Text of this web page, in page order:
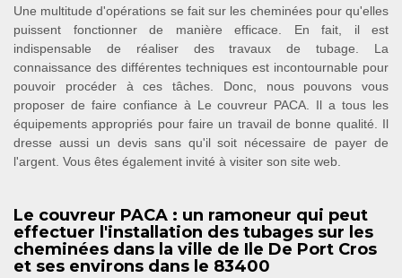
Une multitude d'opérations se fait sur les cheminées pour qu'elles
puissent fonctionner de manière efficace. En fait, il est
indispensable de réaliser des travaux de tubage. La
connaissance des différentes techniques est incontournable pour
pouvoir procéder à ces tâches. Donc, nous pouvons vous
proposer de faire confiance à Le couvreur PACA. Il a tous les
équipements appropriés pour faire un travail de bonne qualité. Il
dresse aussi un devis sans qu'il soit nécessaire de payer de
l'argent. Vous êtes également invité à visiter son site web.
Le couvreur PACA : un ramoneur qui peut
effectuer l'installation des tubages sur les
cheminées dans la ville de Ile De Port Cros
et ses environs dans le 83400